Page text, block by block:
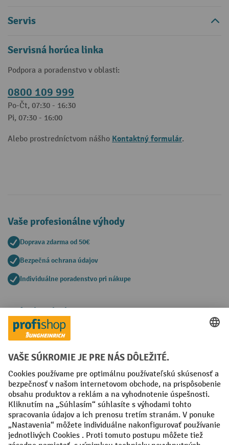
Servis
Servisná horúca linka
Podpora a poradenstvo v oblasti:
0800 109 999
Po-Čt, 07:30 - 16:30
Pi, 07:30 - 16:00
Alebo prostredníctvom nášho Kontaktný formulár.
Vaše profesionálne výhody
Doprava zdarma od 50€
Bezpečná ochrana údajov
Individuálne poradenstvo pri nákupe
Spôsoby platby
Creditcard (Master)Creditcard (Visa)
Faktúra Predplatba
Sociálne siete
Facebook
YouTube
LinkedIn